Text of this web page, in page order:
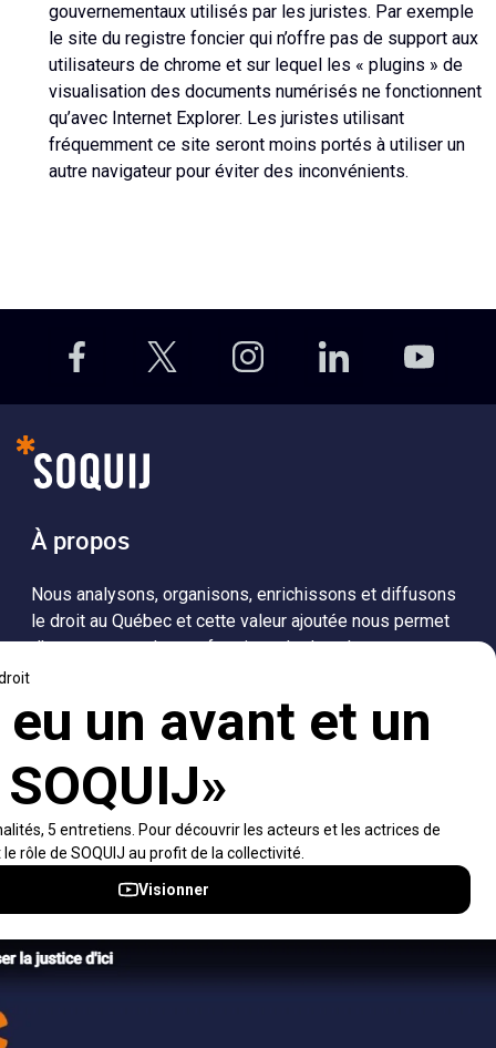
gouvernementaux utilisés par les juristes. Par exemple
le site du registre foncier qui n’offre pas de support aux
utilisateurs de chrome et sur lequel les « plugins » de
visualisation des documents numérisés ne fonctionnent
qu’avec Internet Explorer. Les juristes utilisant
fréquemment ce site seront moins portés à utiliser un
autre navigateur pour éviter des inconvénients.
À propos
Nous analysons, organisons, enrichissons et diffusons
le droit au Québec et cette valeur ajoutée nous permet
d’accompagner les professionnels dans leurs
population dans sa compréhension du droit.
Accès rapides
À propos
Nétiquette
Notifications et fils RSS